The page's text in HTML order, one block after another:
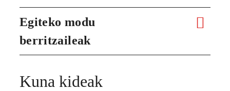
Egiteko modu
berritzaileak
Kuna kideak